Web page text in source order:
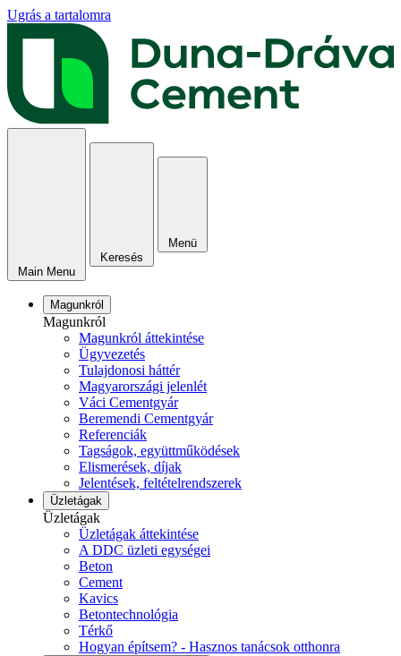
Ugrás a tartalomra
Main Menu
Keresés
Menü
Magunkról
Magunkról
Magunkról áttekintése
Ügyvezetés
Tulajdonosi háttér
Magyarországi jelenlét
Váci Cementgyár
Beremendi Cementgyár
Referenciák
Tagságok, együttműködések
Elismerések, díjak
Jelentések, feltételrendszerek
Üzletágak
Üzletágak
Üzletágak áttekintése
A DDC üzleti egységei
Beton
Cement
Kavics
Betontechnológia
Térkő
Hogyan építsem? - Hasznos tanácsok otthonra